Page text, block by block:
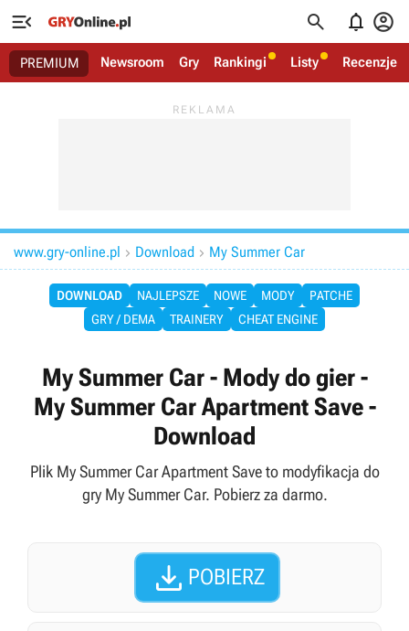
   
PREMIUM Newsroom Gry Rankingi Listy Recenzje
www.gry-online.pl  Download  My Summer Car
DOWNLOAD NAJLEPSZE NOWE MODY
PATCHE
GRY / DEMA
TRAINERY CHEAT ENGINE
My Summer Car - Mody do gier -
My Summer Car Apartment Save -
Download
Plik My Summer Car Apartment Save to modyfikacja do
gry My Summer Car. Pobierz za darmo.
 POBIERZ